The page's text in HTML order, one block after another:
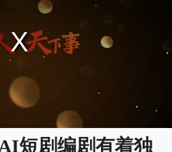
短剧编剧有着独